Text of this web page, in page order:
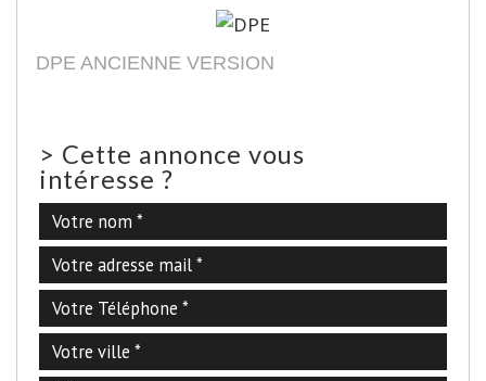
DPE ANCIENNE VERSION
> Cette annonce vous
intéresse ?